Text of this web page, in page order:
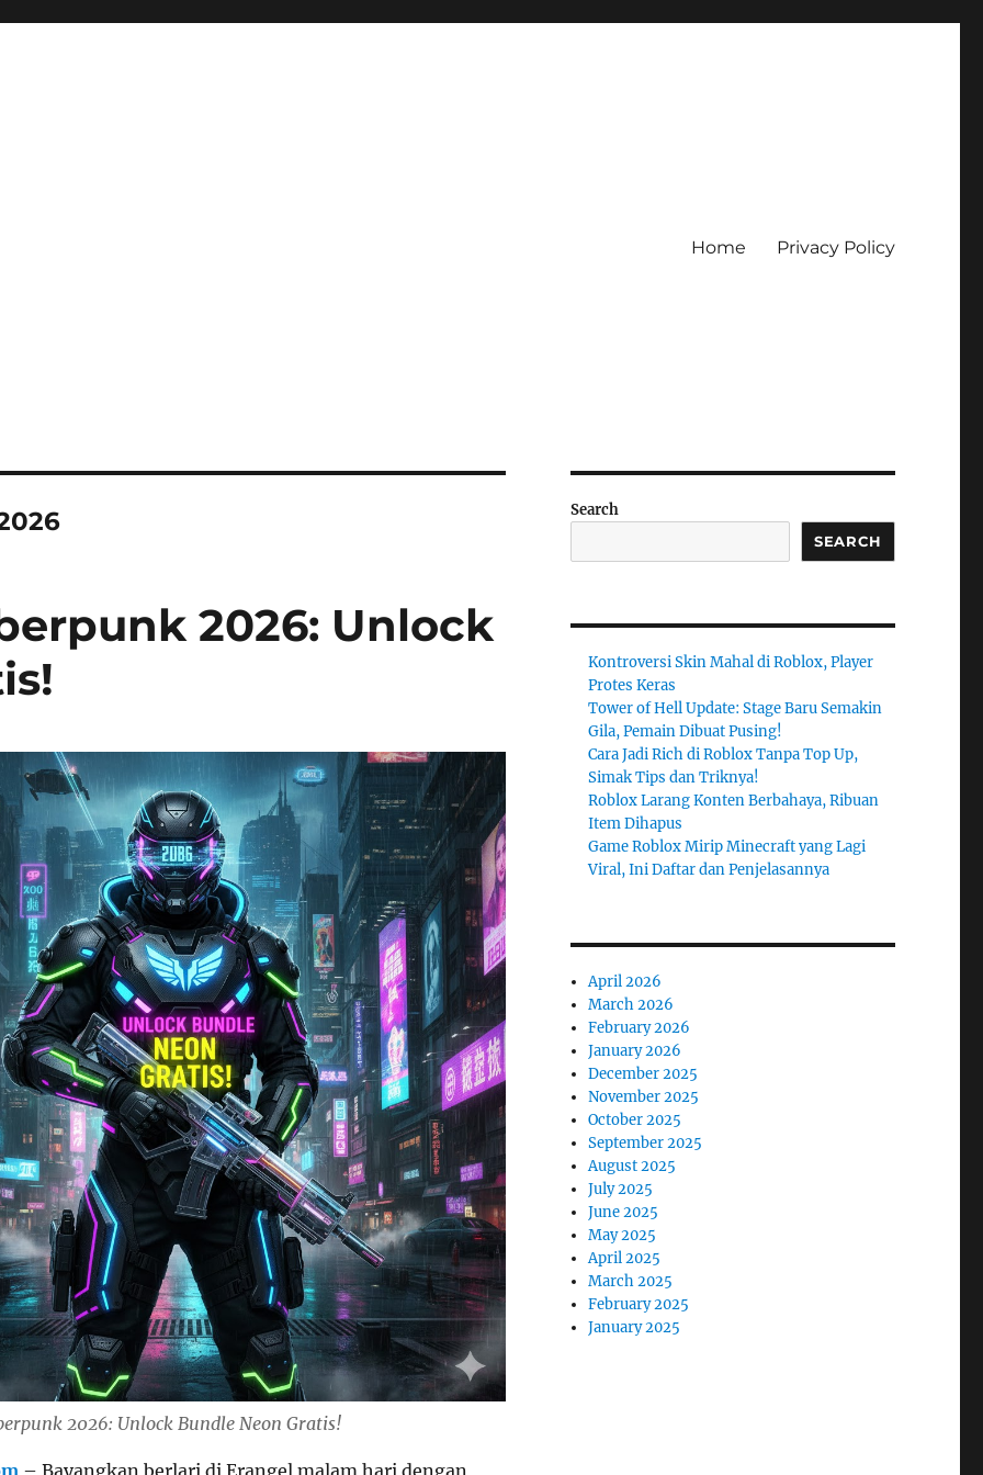
Home Privacy Policy
2026: Unlock
2026: Unlock Bundle Neon Gratis!
Search
SEARCH
Kontroversi Skin Mahal di Roblox, Player
Protes Keras
Tower of Hell Update: Stage Baru Semakin
Gila, Pemain Dibuat Pusing!
Cara Jadi Rich di Roblox Tanpa Top Up,
Simak Tips dan Triknya!
Roblox Larang Konten Berbahaya, Ribuan
Item Dihapus
Game Roblox Mirip Minecraft yang Lagi
Viral, Ini Daftar dan Penjelasannya
April 2026
March 2026
February 2026
January 2026
December 2025
November 2025
October 2025
September 2025
August 2025
July 2025
June 2025
May 2025
April 2025
March 2025
February 2025
January 2025